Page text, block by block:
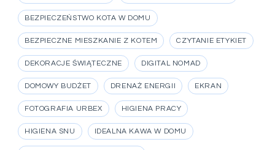
BEZPIECZEŃSTWO KOTA W DOMU
BEZPIECZNE MIESZKANIE Z KOTEM CZYTANIE ETYKIET
DEKORACJE ŚWIĄTECZNE DIGITAL NOMAD
DOMOWY BUDŻET DRENAŻ ENERGII EKRAN
FOTOGRAFIA URBEX HIGIENA PRACY
HIGIENA SNU IDEALNA KAWA W DOMU